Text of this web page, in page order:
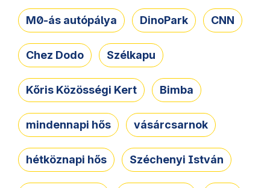
M0-ás autópálya DinoPark CNN
Chez Dodo Szélkapu
Kőris Közösségi Kert Bimba
mindennapi hős vásárcsarnok
hétköznapi hős Széchenyi István